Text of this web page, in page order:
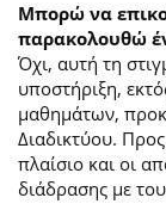
Μπορώ να
παρακολουθώ
Όχι, αυτή τη
υποστήριξη,
μαθημάτων,
Διαδικτύου.
πλαίσιο και οι
διάδρασης με